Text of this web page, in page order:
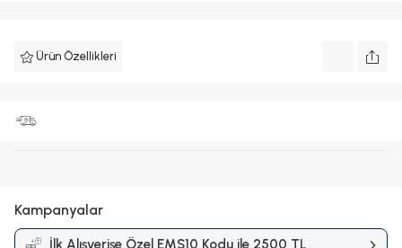
Ürün Özellikleri
Kampanyalar
İlk Alışverişe Özel EMS10 Kodu ile 2500 TL